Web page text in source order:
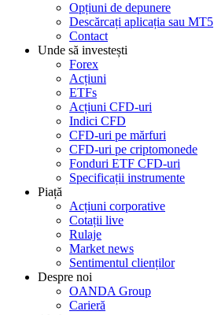
Opțiuni de depunere
Descărcați aplicația sau MT5
Contact
Unde să investești
Forex
Acțiuni
ETFs
Acțiuni CFD-uri
Indici CFD
CFD-uri pe mărfuri
CFD-uri pe criptomonede
Fonduri ETF CFD-uri
Specificații instrumente
Piață
Acțiuni corporative
Cotații live
Rulaje
Market news
Sentimentul clienților
Despre noi
OANDA Group
Carieră